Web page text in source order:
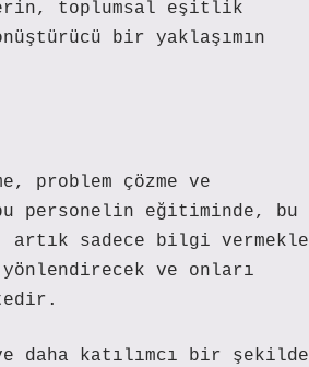
toplumsal eşitlik
bir yaklaşımın
problem çözme ve
personelin eğitiminde, bu
sadece bilgi vermekle
ve onları
daha katılımcı bir şekilde